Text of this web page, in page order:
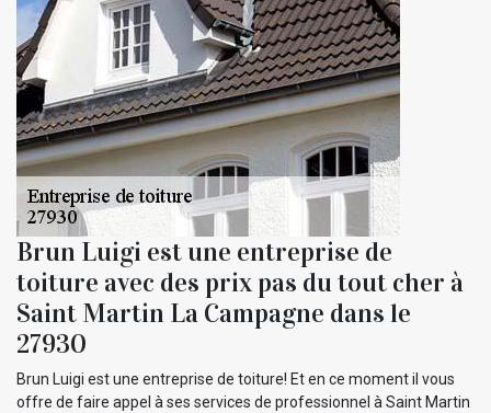
Brun Luigi est une entreprise de
toiture avec des prix pas du tout cher à
Saint Martin La Campagne dans le
27930
Brun Luigi est une entreprise de toiture! Et en ce moment il vous
offre de faire appel à ses services de professionnel à Saint Martin